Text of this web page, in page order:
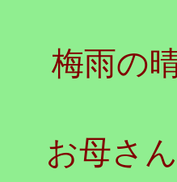
梅雨の
お母さ